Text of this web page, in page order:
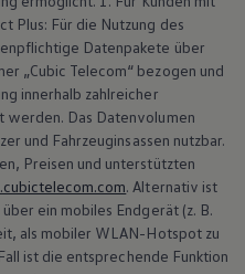
Plus: Für die Nutzung des
Datenpakete über
„Cubic Telecom“ bezogen und
innerhalb zahlreicher
werden. Das Datenvolumen
und Fahrzeuginsassen nutzbar.
Preisen und unterstützten
. Alternativ ist
ein mobiles Endgerät (z. B.
als mobiler WLAN-Hotspot zu
ist die entsprechende Funktion